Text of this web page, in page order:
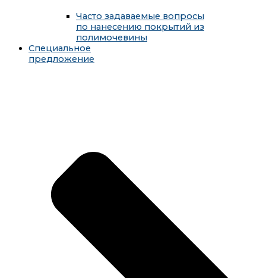
Часто задаваемые вопросы
по нанесению покрытий из
полимочевины
Специальное
предложение